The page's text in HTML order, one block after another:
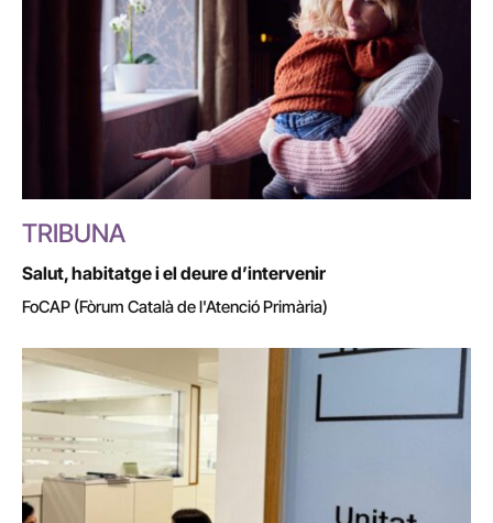
TRIBUNA
Salut, habitatge i el deure d’intervenir
FoCAP (Fòrum Català de l'Atenció Primària)